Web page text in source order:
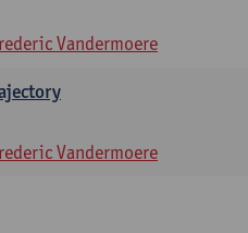
Vandermoere
Vandermoere